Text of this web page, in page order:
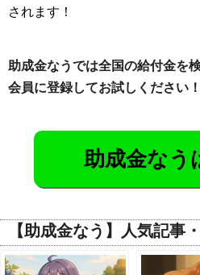
されます！
助成金なうでは全国の給付金を
会員に登録してお試しください！
助成金なう
【助成金なう】人気記事